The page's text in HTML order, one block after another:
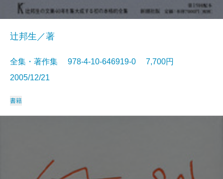
辻邦生／著
全集・著作集 978-4-10-646919-0 7,700円
2005/12/21
書籍